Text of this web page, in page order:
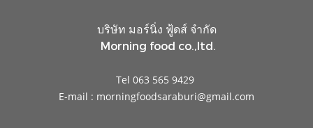
บริษัท มอร์นิ่ง ฟู้ดส์ จำกัด
Morning food co.,ltd.
Tel 063 565 9429
E-mail : morningfoodsaraburi@gmail.com